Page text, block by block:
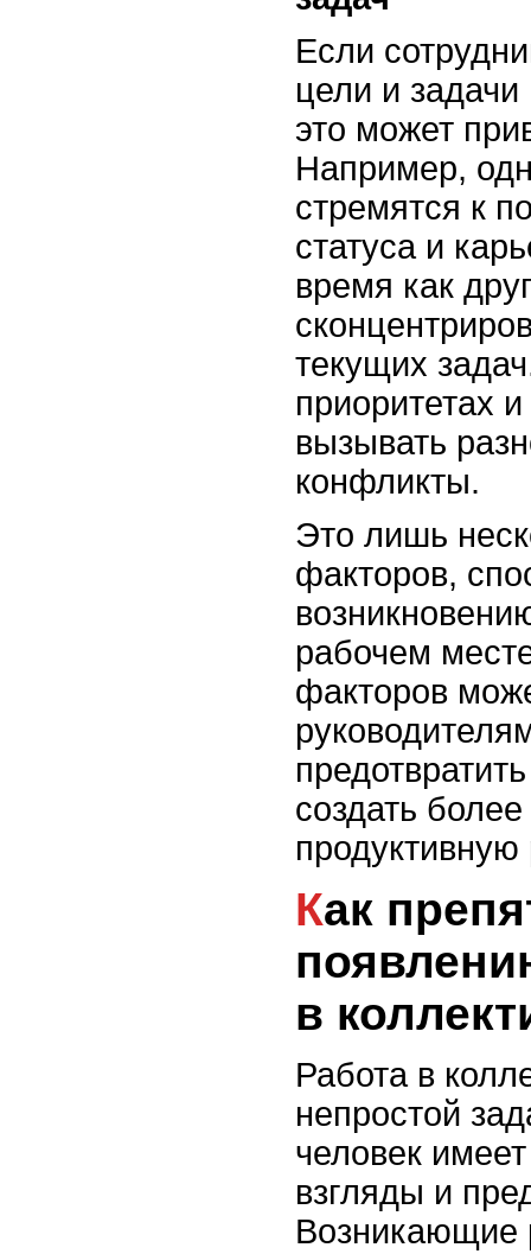
Если
цели и
это может
Например,
стремятся к
статуса и
время как
текущих
приоритетах
вызывать
конфликты.
Это лишь
факторов,
рабочем
факторов
создать
Как препятствовать
в
Работа в
непростой
человек
взгляды и
Возникающие